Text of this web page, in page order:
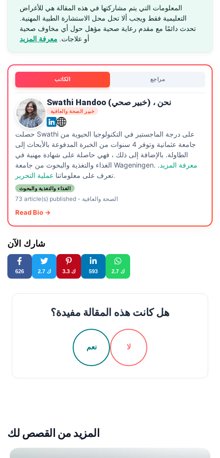
المعلومات التي يتم مشاركتها في هذه المقالة هي للأغراض
التعليمية فقط ويجب ألا تحل محل الاستشارة الطبية المهنية.
تحدث دائمًا مع مقدم رعاية صحية مؤهل حول أي مخاوف صحية
أو علاجات. معرفة المزيد
الكاتب مراجع
Swathi Handoo (خبير صحي) ، نحن
خبير الصحة والعافية
حصلت Swathi على درجة الماجستير في التكنولوجيا الحيوية من
جامعة عثمانية وتوفر 4 سنوات من الخبرة المدفوعة بالأبحاث إلى
الطاولة. بالإضافة إلى ذلك ، فهي حاصلة على شهادة مهنية في
الغذاء والتغذية والبحوث من جامعة Wageningen.
معرفة المزيد.
تعرف على معلوماتناعملية التحرير.
الغذاء والتغذية والبحوث
73 article(s) published- الصحة والعافية
Read Bio →
شارك الآن
626 2.7 ك 3.3 ك 593 2.7 ك
هل كانت هذه المقالة مفيدة؟
نعم لا
المزيد من القصص لك